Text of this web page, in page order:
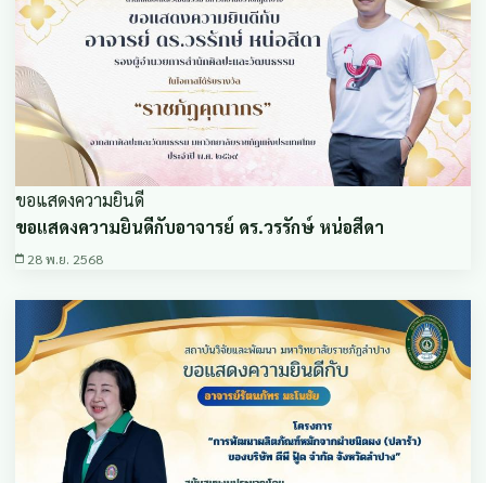
ขอแสดงความยินดี
ขอแสดงความยินดีกับอาจารย์ ดร.วรรักษ์ หน่อสีดา
28 พ.ย. 2568